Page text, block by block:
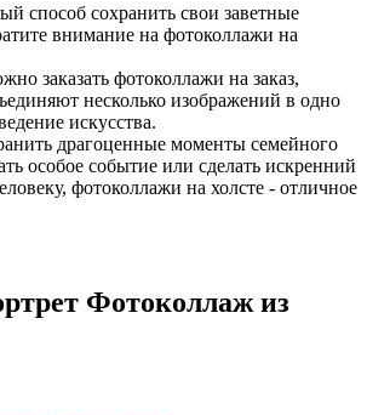
способ сохранить свои заветные
внимание на фотоколлажи на
заказать фотоколлажи на заказ,
несколько изображений в одно
искусства.
драгоценные моменты семейного
особое событие или сделать искренний
фотоколлажи на холсте - отличное
Фотоколлаж из